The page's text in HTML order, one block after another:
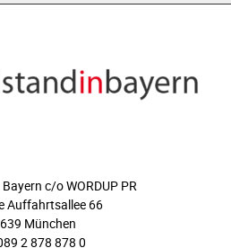
c/o WORDUP PR
Auffahrtsallee 66
München
2 878 878 0